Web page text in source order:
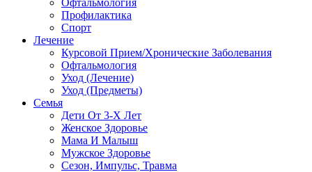
Офтальмология
Профилактика
Спорт
Лечение
Курсовой Прием/Хронические Заболевания
Офтальмология
Уход (Лечение)
Уход (Предметы)
Семья
Дети От 3-Х Лет
Женское Здоровье
Мама И Малыш
Мужское Здоровье
Сезон, Импульс, Травма